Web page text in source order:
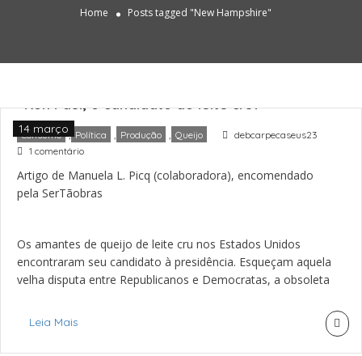
Home Posts tagged "New Hampshire"
“Ron Paul, o candidato do leite cru?”
14 março
Consumo , Política Produção Queijo
debcarpecaseus23
1 comentário
Artigo de Manuela L. Picq (colaboradora), encomendado
pela SerTãobras
Os amantes de queijo de leite cru nos Estados Unidos
encontraram seu candidato à presidência. Esqueçam aquela
velha disputa entre Republicanos e Democratas, a obsoleta
está próxima ao paladar.
Leia Mais